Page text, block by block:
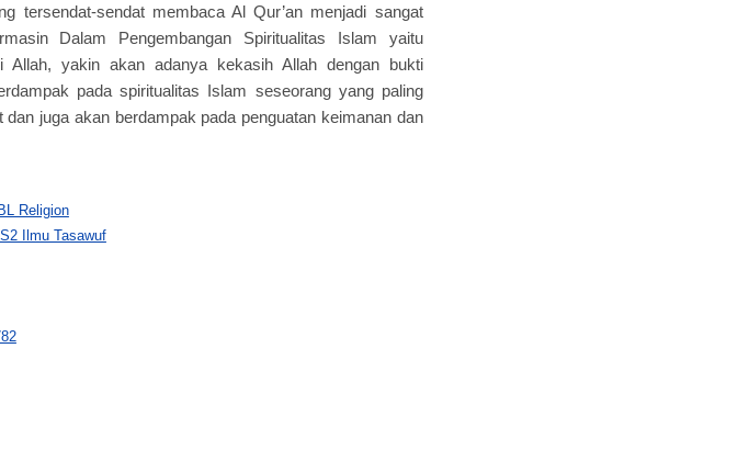
tersendat-sendat membaca Al Qur’an menjadi sangat
Dalam Pengembangan Spiritualitas Islam yaitu
Allah, yakin akan adanya kekasih Allah dengan bukti
pada spiritualitas Islam seseorang yang paling
juga akan berdampak pada penguatan keimanan dan
Religion
Ilmu Tasawuf